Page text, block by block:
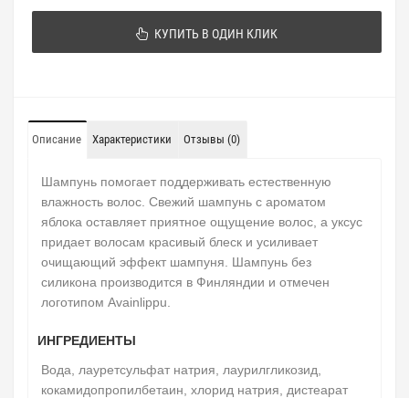
КУПИТЬ В ОДИН КЛИК
Описание Характеристики Отзывы (0)
Шампунь помогает поддерживать естественную
влажность волос. Свежий шампунь с ароматом
яблока оставляет приятное ощущение волос, а уксус
придает волосам красивый блеск и усиливает
очищающий эффект шампуня. Шампунь без
силикона производится в Финляндии и отмечен
логотипом Avainlippu.
ИНГРЕДИЕНТЫ
Вода, лауретсульфат натрия, лаурилгликозид,
кокамидопропилбетаин, хлорид натрия, дистеарат